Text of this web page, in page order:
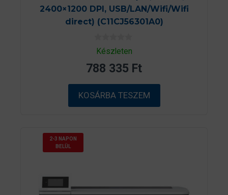
2400×1200 DPI, USB/LAN/Wifi/Wifi
direct) (C11CJ56301A0)
0
a
5
b
ő
l
Készleten
788 335 Ft
KOSÁRBA TESZEM
2-3 NAPON
BELÜL